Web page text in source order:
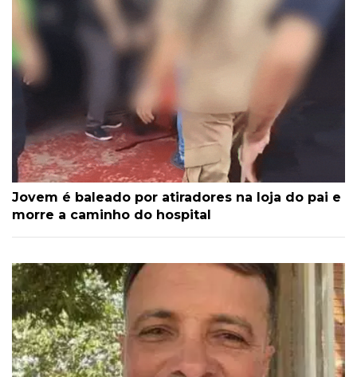
Jovem é baleado por atiradores na loja do pai e
morre a caminho do hospital